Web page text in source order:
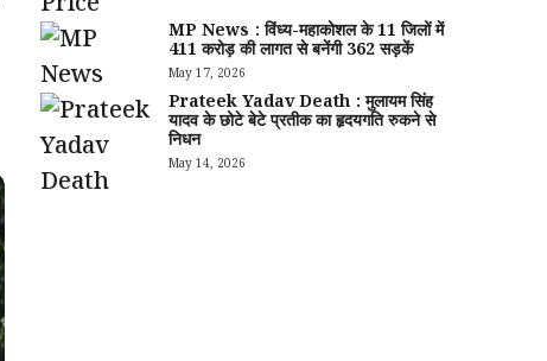
MP News : विंध्य-महाकोशल के 11 जिलों में
411 करोड़ की लागत से बनेंगी 362 सड़कें
May 17, 2026
Prateek Yadav Death : मुलायम सिंह
यादव के छोटे बेटे प्रतीक का हृदयगति रुकने से
निधन
May 14, 2026